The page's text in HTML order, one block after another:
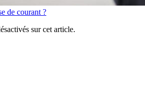
de courant ?
sur cet article.